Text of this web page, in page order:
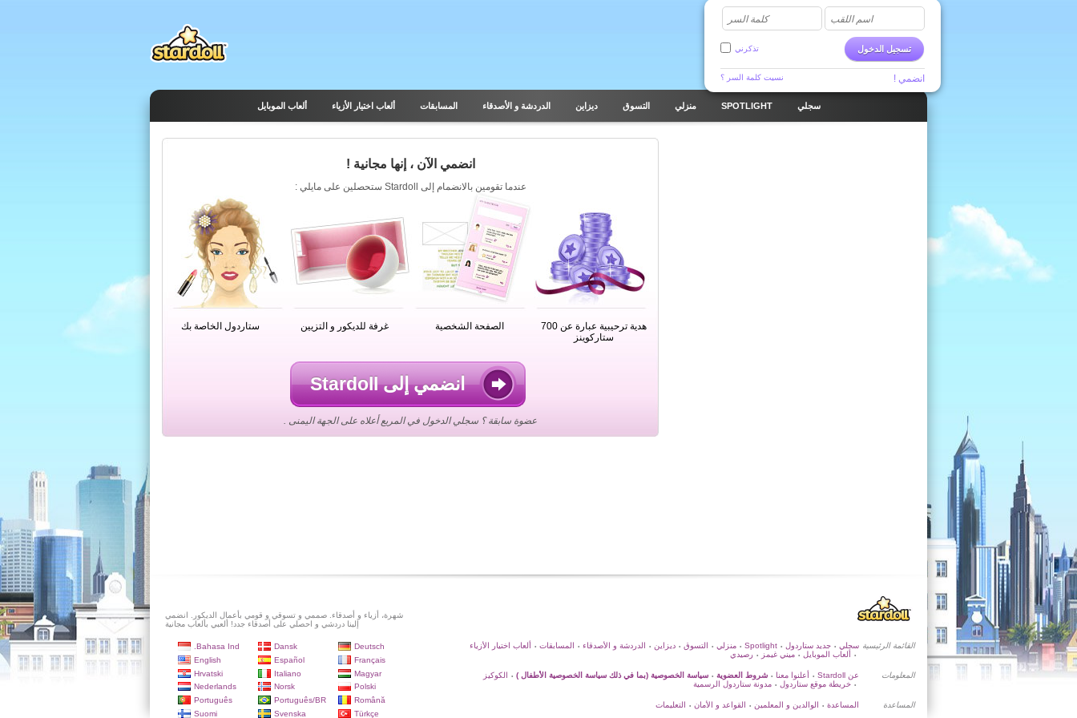
اسم اللقب كلمة السر
تسجيل الدخول تذكرني
نسيت كلمة السر ؟ انضمي !
سجلي SPOTLIGHT منزلي التسوق ديزاين الدردشة و الأصدقاء المسابقات ألعاب اختيار الأزياء ألعاب الموبايل
انضمي الآن ، إنها مجانية !
عندما تقومين بالانضمام إلى Stardoll ستحصلين على مايلي :
ستاردول الخاصة بك غرفة للديكور و التزيين الصفحة الشخصية
هدية ترحيبية عبارة عن 700
ستاركوينز
انضمي إلى Stardoll
عضوة سابقة ؟ سجلي الدخول في المربع أعلاه على الجهة اليمنى .
شهرة، أزياء و أصدقاء. صممي و تسوقي و قومي بأعمال الديكور. انضمي
إلينا دردشي و احصلي على أصدقاء جدد! ألعبي بألعاب مجانية
القائمة الرئيسية سجلي • جديد ستاردول •
Spotlight
• منزلي • التسوق • ديزاين • الدردشة و الأصدقاء • المسابقات • ألعاب اختيار الأزياء
• ألعاب الموبايل • ميني غيمز • رصيدي
المعلومات عن Stardoll • أعلنوا معنا • شروط العضوية • سياسة الخصوصية (بما في ذلك سياسة الخصوصية الأطفال ) • الكوكيز
• خريطة موقع ستاردول • مدونة ستاردول الرسمية
المساعدة المساعدة • الوالدين و المعلمين • القواعد و الأمان • التعليمات
Bahasa Ind. Dansk
Deutsch
English
Español
Français
Hrvatski
Italiano
Magyar
Nederlands
Norsk
Polski
Português
Português/BR
Română
Suomi
Svenska Türkçe